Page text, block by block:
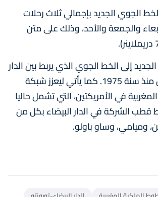
الجوي الجديد بإجمالي ثلاث رحلات
والجمعة والأحد، وذلك على متن
إلى الخط الجوي الذي يربط بين الدار
البيضاء ومونتريال منذ سنة 1975. كما يأتي ليعزز شبكة
في الأمريكتين، التي تشمل حاليا
قطب الشركة في الدار البيضاء بكل من
وميامي، وساو باولو.